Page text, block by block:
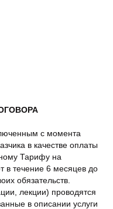
с момента
в качестве оплаты
Тарифу на
в течение 6 месяцев до
обязательств.
лекции) проводятся
в описании услуги